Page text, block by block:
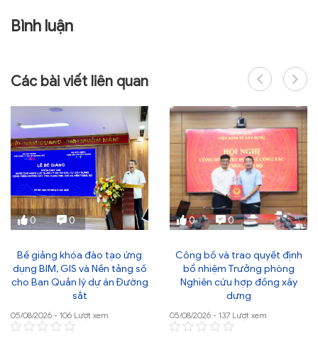
Bình luận
Các bài viết liên quan
0 0
Bế giảng khóa đào tạo ứng
dụng BIM, GIS và Nền tảng số
cho Ban Quản lý dự án Đường
sắt
05/08/2026 - 106 Lượt xem
0 0
Công bố và trao quyết định
bổ nhiệm Trưởng phòng
Nghiên cứu hợp đồng xây
dựng
05/08/2026 - 137 Lượt xem